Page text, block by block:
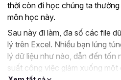
thời còn đi học chúng ta
môn học này.
Sau này đi làm, đa số các file
lý trên Excel. Nhiều bạn lúng
lý dữ liệu như nào, dẫn đến tốn
suất công việc giảm xuống một